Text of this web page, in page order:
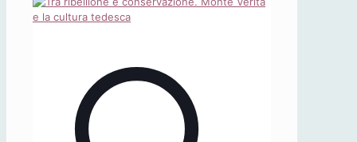
strategie,